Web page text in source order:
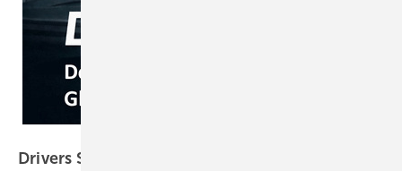
Drivers Seat 43: Über VFF-Inside, Wachstum